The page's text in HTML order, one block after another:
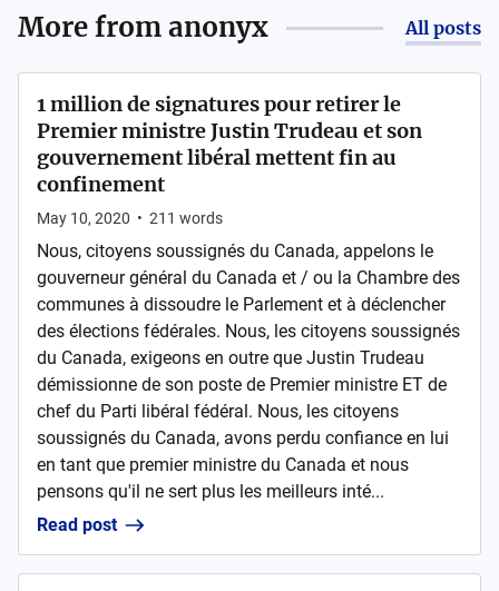
More fromanonyx All posts
1 million de signatures pour retirer le
Premier ministre Justin Trudeau et son
gouvernement libéral mettent fin au
confinement
May 10, 2020 • 211 words
Nous, citoyens soussignés du Canada, appelons le
gouverneur général du Canada et / ou la Chambre des
communes à dissoudre le Parlement et à déclencher
des élections fédérales. Nous, les citoyens soussignés
du Canada, exigeons en outre que Justin Trudeau
démissionne de son poste de Premier ministre ET de
chef du Parti libéral fédéral. Nous, les citoyens
soussignés du Canada, avons perdu confiance en lui
en tant que premier ministre du Canada et nous
pensons qu'il ne sert plus les meilleurs inté...
Read post